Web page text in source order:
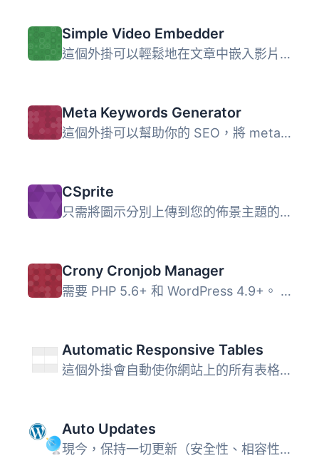
Simple Video Embedder
這個外掛可以輕鬆地在文章中嵌入影片。它在發文介面上新增了...
Meta Keywords Generator
這個外掛可以幫助你的 SEO，將 meta 關鍵字標籤添加到每個頁...
CSprite
只需將圖示分別上傳到您的佈景主題的「images/csprite」資料...
Crony Cronjob Manager
需要 PHP 5.6+ 和 WordPress 4.9+。 通過載入 URL 的腳本，包...
Automatic Responsive Tables
這個外掛會自動使你網站上的所有表格都具備響應式設計。 現場...
Auto Updates
現今，保持一切更新（安全性、相容性、新功能和效能）非常重...